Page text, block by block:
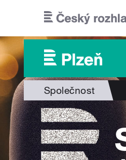
Společnost